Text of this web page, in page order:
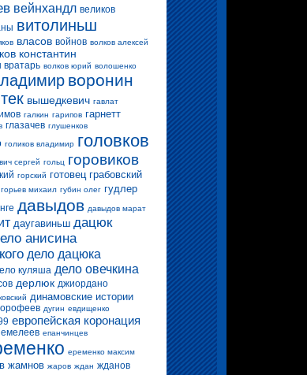
вейнхандл великов
витолиньш
власов войнов волков алексей
константин
вратарь волков юрий волошенко
воронин
вышедкевич гавлат
галкин гарипов гарнетт
глазачев глушенков
голиков владимир головков
сергей гольц горовиков
горский готовец грабовский
михаил губин олег гудлер
давыдов давыдов марат
даугавиньш дацюк
анисина
дело дацюка
куляша дело овечкина
дерлюк джиордано
динамовские истории
дугин евдищенко
европейская коронация
емелеев епанчинцев
еременко максим
жамнов жаров ждан жданов